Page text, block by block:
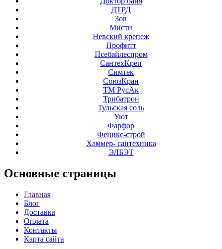
ДТРД
Зов
Мисти
Невский крепеж
Профитт
Псебайлеспром
СантехКреп
Симтек
СоюзКран
ТМ РусАк
Трибатрон
Тульская соль
Уют
Фарфор
Феникс-строй
Хаммер- сантехника
ЭЛБЭТ
Основные страницы
Главная
Блог
Доставка
Оплата
Контакты
Карта сайта